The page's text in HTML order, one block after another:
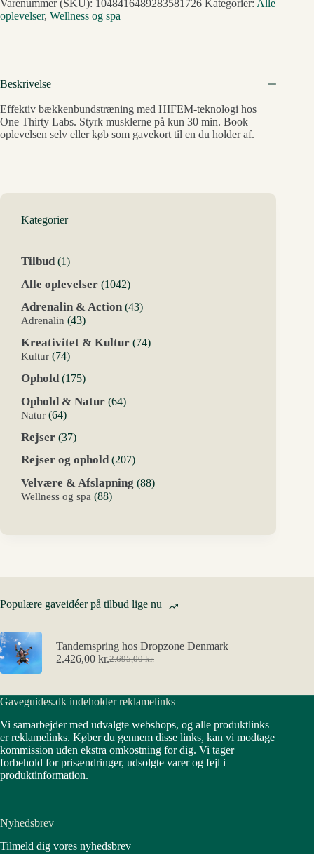
Varenummer (SKU): 1048416489283581726 Kategorier: Alle
oplevelser, Wellness og spa
Beskrivelse
Effektiv bækkenbundstræning med HIFEM-teknologi hos
One Thirty Labs. Styrk musklerne på kun 30 min. Book
oplevelsen selv eller køb som gavekort til en du holder af.
Kategorier
Tilbud 11
Alle oplevelser 10421042
Adrenalin & Action 4343
Adrenalin 4343
Kreativitet & Kultur 7474
Kultur 7474
Ophold 175175
Ophold & Natur 6464
Natur 6464
Rejser 3737
Rejser og ophold 207207
Velvære & Afslapning 8888
Wellness og spa 8888
Populære gaveidéer på tilbud lige nu
Tandemspring hos Dropzone Denmark
2.695,00kr.
Den
var:
2.426,00 kr.Den
er:
Gaveguides.dk indeholder reklamelinks
Vi samarbejder med udvalgte webshops, og alle produktlinks
er reklamelinks. Køber du gennem disse links, kan vi modtage
kommission uden ekstra omkostning for dig. Vi tager
forbehold for prisændringer, udsolgte varer og fejl i
produktinformation.
Nyhedsbrev
Tilmeld dig vores nyhedsbrev